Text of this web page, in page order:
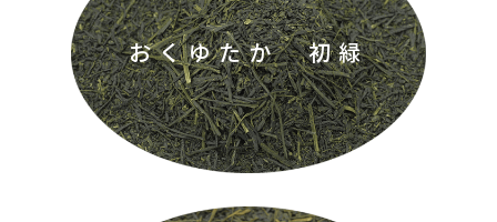
おくゆたか 初緑